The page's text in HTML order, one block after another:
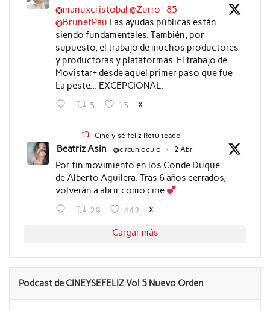
@manuxcristobal @Zurro_85
@BrunetPau Las ayudas públicas están
siendo fundamentales. También, por
supuesto, el trabajo de muchos productores
y productoras y plataformas. El trabajo de
Movistar+ desde aquel primer paso que fue
La peste... EXCEPCIONAL.
5 15 X
Cine y sé feliz Retuiteado
Beatriz Asín @circunloquio · 2 Abr
Por fin movimiento en los Conde Duque
de Alberto Aguilera. Tras 6 años cerrados,
volverán a abrir como cine
29 442 X
Cargar más
Podcast de CINEYSEFELIZ Vol 5 Nuevo Orden